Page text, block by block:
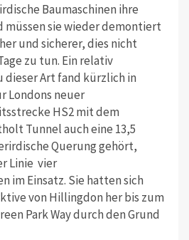
Baumaschinen ihre
sie wieder demontiert
und sicherer, dies nicht
zu tun. Ein relativ
Art fand kürzlich in
Londons neuer
HS2 mit dem
Tunnel auch eine 13,5
Querung gehört,
Linie vier
im Einsatz. Sie hatten sich
von Hillingdon her bis zum
Park Way durch den Grund